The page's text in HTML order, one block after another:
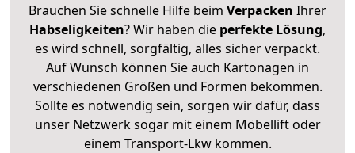
Brauchen Sie schnelle Hilfe beim Verpacken Ihrer
Habseligkeiten? Wir haben die perfekte Lösung,
es wird schnell, sorgfältig, alles sicher verpackt.
Auf Wunsch können Sie auch Kartonagen in
verschiedenen Größen und Formen bekommen.
Sollte es notwendig sein, sorgen wir dafür, dass
unser Netzwerk sogar mit einem Möbellift oder
einem Transport-Lkw kommen.